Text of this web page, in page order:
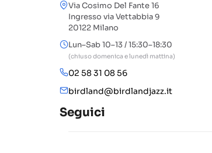
Via Cosimo Del Fante 16
Ingresso via Vettabbia 9
20122 Milano
Lun–Sab 10–13 / 15:30–18:30
(chiuso domenica e lunedì mattina)
02 58 31 08 56
birdland@birdlandjazz.it
Seguici